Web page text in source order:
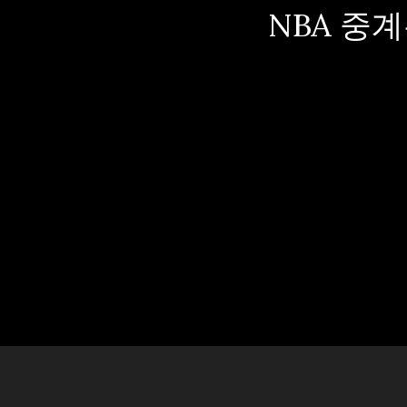
NBA 중